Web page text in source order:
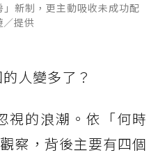
新制，更主動吸收未成功配
提供
人變多了？
視的浪潮。依「何時
察，背後主要有四個